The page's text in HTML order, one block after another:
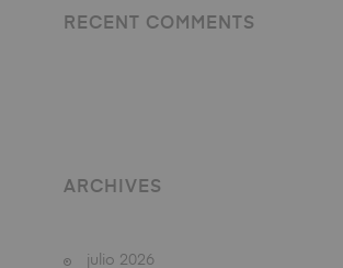
RECENT COMMENTS
ARCHIVES
julio 2026